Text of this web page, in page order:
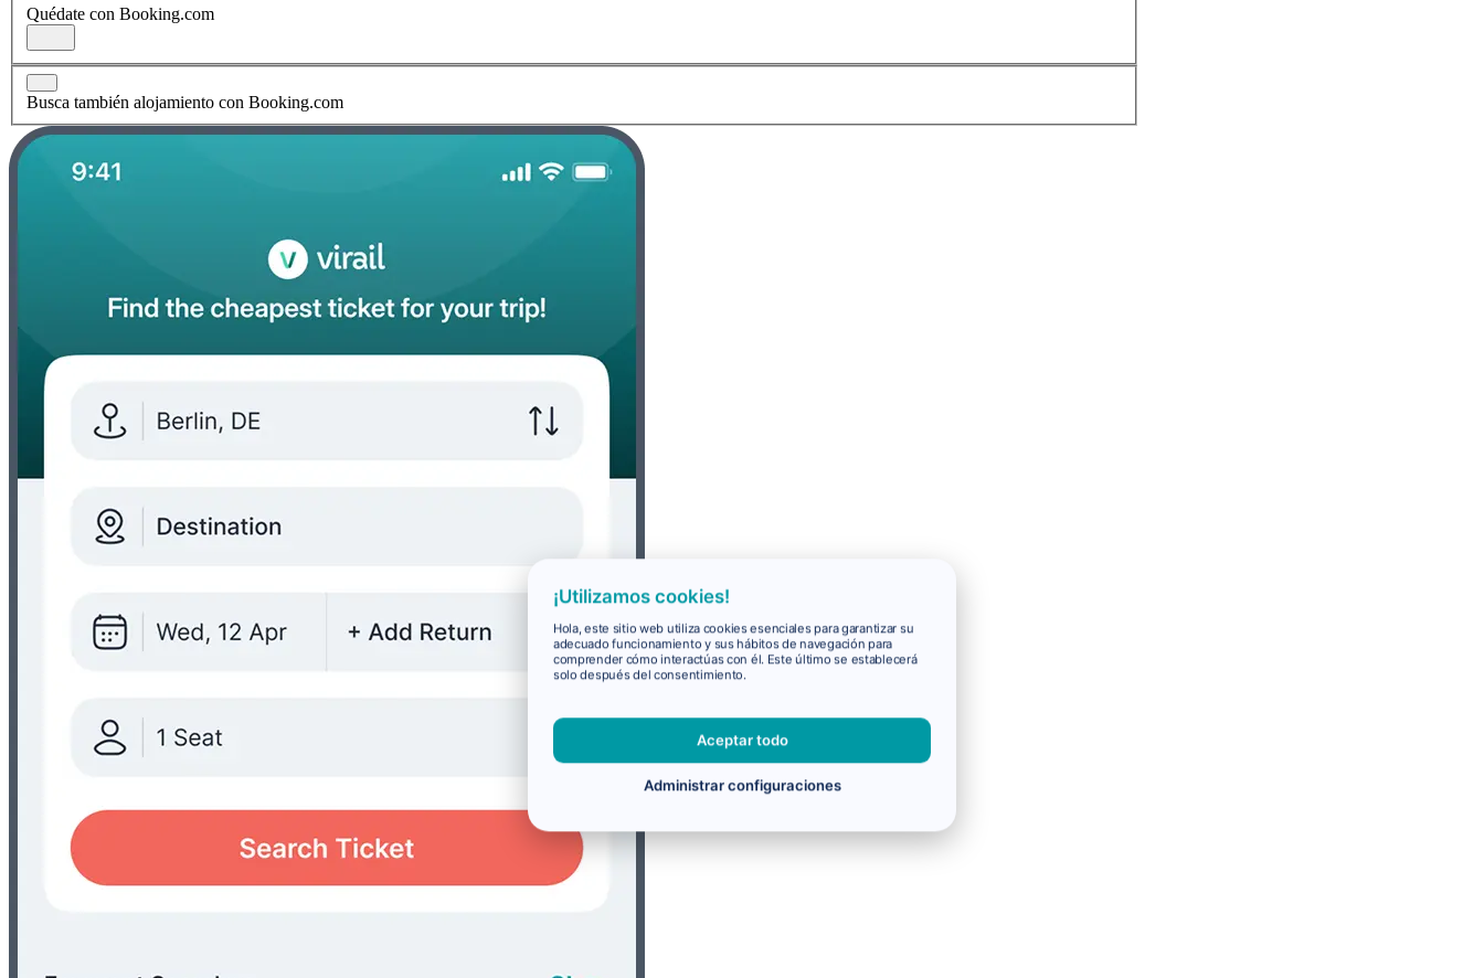
Quédate con Booking.com
Busca también alojamiento con Booking.com
¡Utilizamos cookies!
Hola, este sitio web utiliza cookies esenciales para garantizar su
adecuado funcionamiento y sus hábitos de navegación para
comprender cómo interactúas con él. Este último se establecerá
solo después del consentimiento.
Aceptar todo
Administrar configuraciones